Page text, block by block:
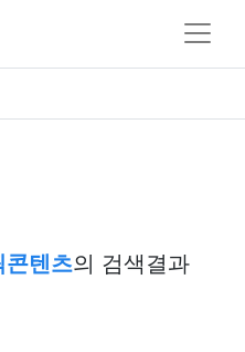
콘텐츠의 검색결과